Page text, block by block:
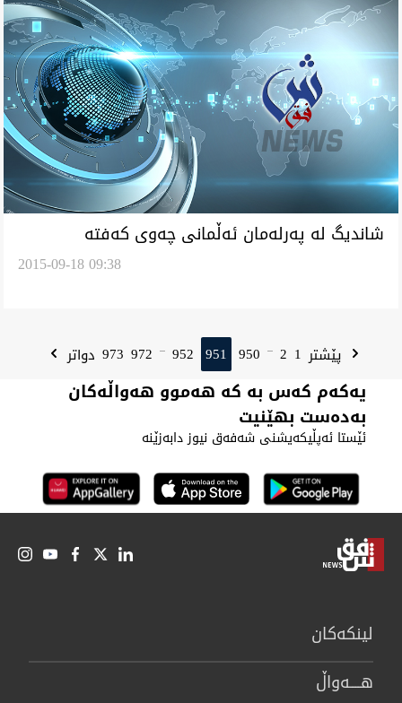
شانديگ له‌ په‌رله‌مان ئه‌ڵمانى چه‌وى كه‌فته‌
نوێنه‌ره‌يل پيكهاته‌يل له‌ په‌رله‌مان كوردستان2015-09-18 09:38
پێشتر 1
2
...
950
951
952
...
972
973 دواتر
یەکەم کەس بە کە هەموو هەواڵەکان
بەدەست بهێنیت
ئێستا ئەپڵیکەیشنی شەفەق نیوز دابەزێنە
لینكەكان
هــــه‌واڵ